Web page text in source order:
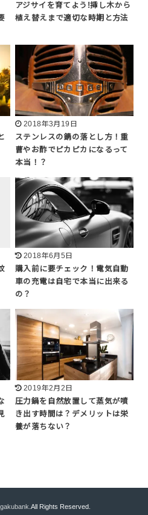
アジサイを育てよう!挿し木から
植え替えまで適切な時期と方法
2018年3月19日
ステンレスの錆の落とし方！重
曹やお酢でピカピカになるって
本当！？
2018年6月5日
購入前に要チェック！電気自動
車の充電は自宅で本当に出来る
の？
2019年2月2日
圧力鍋を自然放置して蒸気が噴
き出す時間は？デメリットは栄
養が落ちない？
.All Rights Reserved.